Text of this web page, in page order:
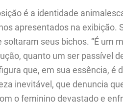
é a identidade
apresentados na exibição.
seus bichos. “É um
quanto um ser passível
que, em sua essência, é
inevitável, que denuncia
o feminino devastado e